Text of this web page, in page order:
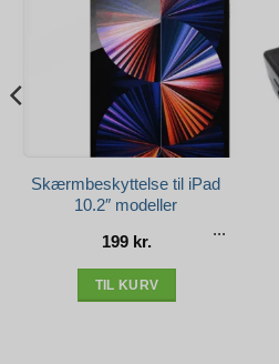
Skærmbeskyttelse til iPad
10.2″ modeller
199 kr.
TIL KURV